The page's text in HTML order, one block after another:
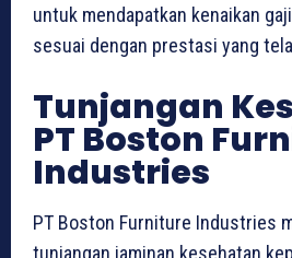
untuk mendapatkan kenaikan
sesuai dengan prestasi yang
Tunjangan
PT Boston
Industries
PT Boston Furniture Industries
tunjangan jaminan kesehatan